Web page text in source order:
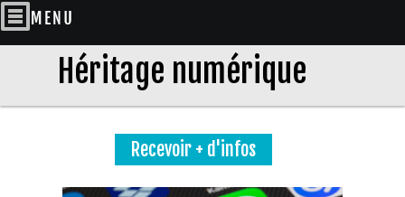
Héritage numérique
Recevoir + d'infos